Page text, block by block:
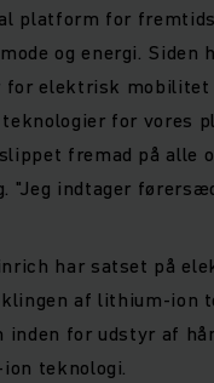
platform for
og energi.
elektrisk mobilitet
for vores
fremad på
"Jeg indtager
har satset på
af lithium-ion
inden for udstyr af
teknologi.